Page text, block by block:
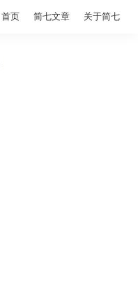
首页 简七文章 关于简七